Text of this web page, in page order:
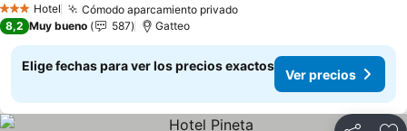
3 Estrellas
Hotel Cómodo aparcamiento privadoVer precios
8,2 Muy bueno 587 Gatteo
Elige fechas para ver los precios exactos
Ver precios